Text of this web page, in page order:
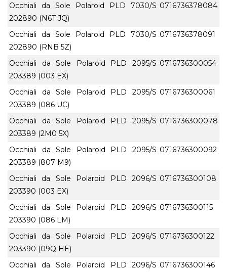
Occhiali da Sole Polaroid PLD 7030/S
202890 (N6T JQ)
0716736378084
Occhiali da Sole Polaroid PLD 7030/S
202890 (RNB 5Z)
0716736378091
Occhiali da Sole Polaroid PLD 2095/S
203389 (003 EX)
0716736300054
Occhiali da Sole Polaroid PLD 2095/S
203389 (086 UC)
0716736300061
Occhiali da Sole Polaroid PLD 2095/S
203389 (2M0 5X)
0716736300078
Occhiali da Sole Polaroid PLD 2095/S
203389 (807 M9)
0716736300092
Occhiali da Sole Polaroid PLD 2096/S
203390 (003 EX)
0716736300108
Occhiali da Sole Polaroid PLD 2096/S
203390 (086 LM)
0716736300115
Occhiali da Sole Polaroid PLD 2096/S
203390 (09Q HE)
0716736300122
Occhiali da Sole Polaroid PLD 2096/S 0716736300146